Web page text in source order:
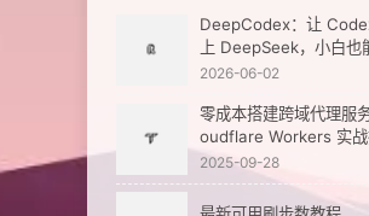
DeepCodex：让
上 DeepSeek，小白也
箱即用
2026-06-02
零成本搭建跨域代理服
oudflare Workers 实战
2025-09-28